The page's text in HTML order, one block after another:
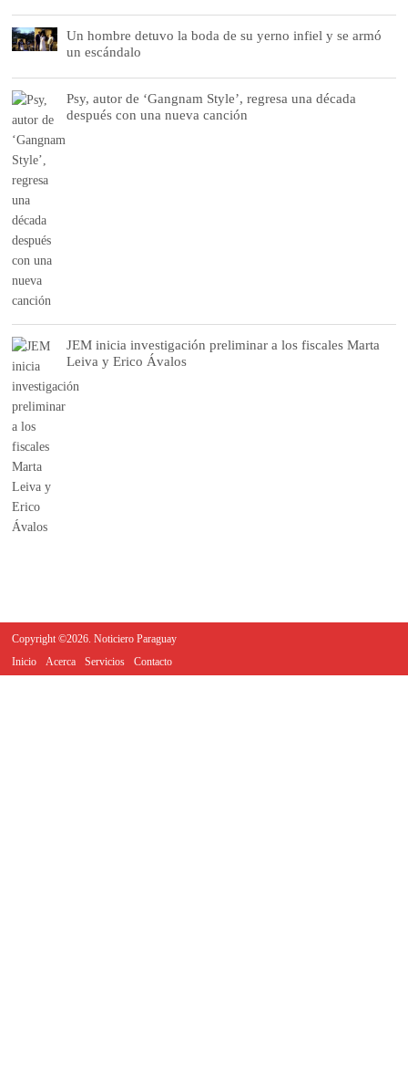
Un hombre detuvo la boda de su yerno infiel y se armó
un escándalo
Psy, autor de ‘Gangnam Style’, regresa una década
después con una nueva canción
JEM inicia investigación preliminar a los fiscales Marta
Leiva y Erico Ávalos
Copyright ©2026. Noticiero Paraguay
Inicio
Acerca Servicios Contacto